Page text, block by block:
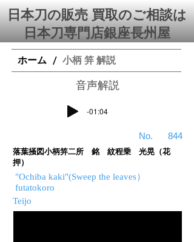
日本刀の販売 買取のご相談は
日本刀専門店銀座⻑州屋
ホーム / 小柄 笄 解説
​音声解説
-01:04
​No. 844
落葉掻図小柄笄二所 銘 紋程乗 光晃（花
押）
"Ochiba kaki"(Sweep the leaves）
futatokoro
Teijo